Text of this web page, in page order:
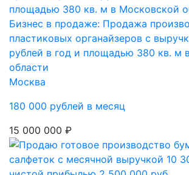
Бизнес в продаже: Продажа
пластиковых органайзеров с
рублей в год и площадью 380 кв. м
области
Москва
180 000 рублей в месяц
15 000 000 ₽